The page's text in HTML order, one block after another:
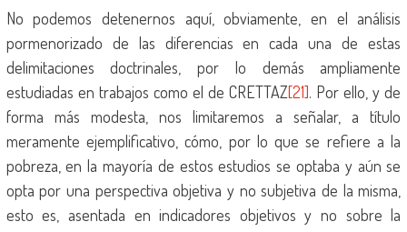
No podemos detenernos aquí, obviamente, en el análisis
pormenorizado de las diferencias en cada una de estas
delimitaciones doctrinales, por lo demás ampliamente
estudiadas en trabajos como el de CRETTAZ[21]. Por ello, y de
forma más modesta, nos limitaremos a señalar, a título
meramente ejemplificativo, cómo, por lo que se refiere a la
pobreza, en la mayoría de estos estudios se optaba y aún se
opta por una perspectiva objetiva y no subjetiva de la misma,
esto es, asentada en indicadores objetivos y no sobre la